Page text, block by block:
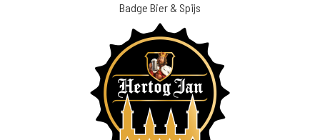
Badge Bier & Spijs